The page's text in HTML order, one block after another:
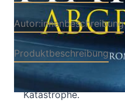
Autor:innenbeschreibung
Produktbeschreibung
Sommer 1914. Die
Katastrophe.